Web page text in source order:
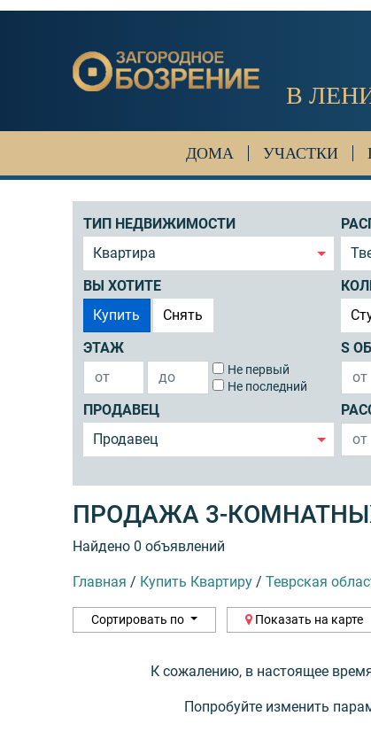
В
ДОМА УЧАСТКИ
ТИП НЕДВИЖИМОСТИ
Квартира
ВЫ ХОТИТЕ
Купить
Снять
ЭТАЖ
Не первый
Не последний
S
ПРОДАВЕЦ
Продавец
ПРОДАЖА 3-
Найдено 0 объявлений
Главная / Купить Квартиру / Теврская
Сортировать по Показать на карте
К сожалению, в настоящее
Попробуйте изменить